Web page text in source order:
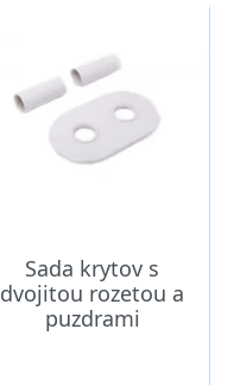
Sada krytov s
dvojitou rozetou a
puzdrami